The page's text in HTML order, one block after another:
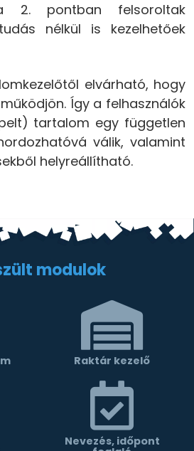
2. pontban felsoroltak
nélkül is kezelhetőek
elvárható, hogy
Így a felhasználók
tartalom egy független
válik, valamint
helyreállítható.
modulok
Raktár kezelő
Nevezés, időpont